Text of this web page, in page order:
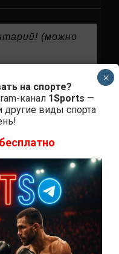
на спорте?
канал 1Sports —
другие виды спорта
×